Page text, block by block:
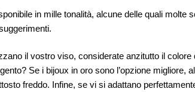
in mille tonalità, alcune delle quali
il vostro viso, considerate anzitutto il
Se i bijoux in oro sono l’opzione
freddo. Infine, se vi si adattano